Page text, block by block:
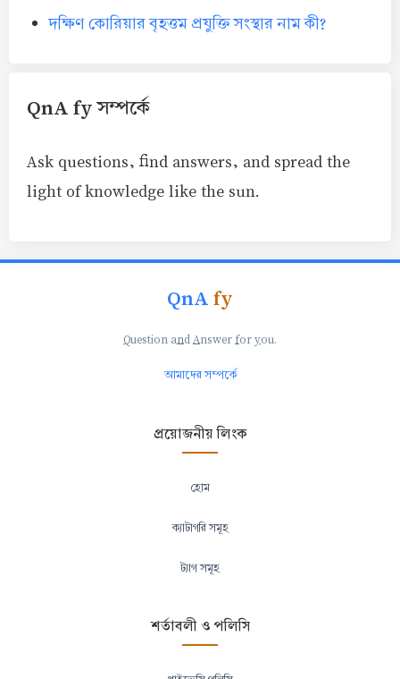
দক্ষিণ কোরিয়ার বৃহত্তম প্রযুক্তি সংস্থার নাম কী?
QnA fy সম্পর্কে
Ask questions, find answers, and spread the
light of knowledge like the sun.
QnAfy
Question andAnswer foryou.
আমাদের সম্পর্কে
প্রয়োজনীয় লিংক
হোম
ক্যাটাগরি সমূহ
ট্যাগ সমূহ
শর্তাবলী ও পলিসি